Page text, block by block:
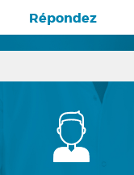
Répondez